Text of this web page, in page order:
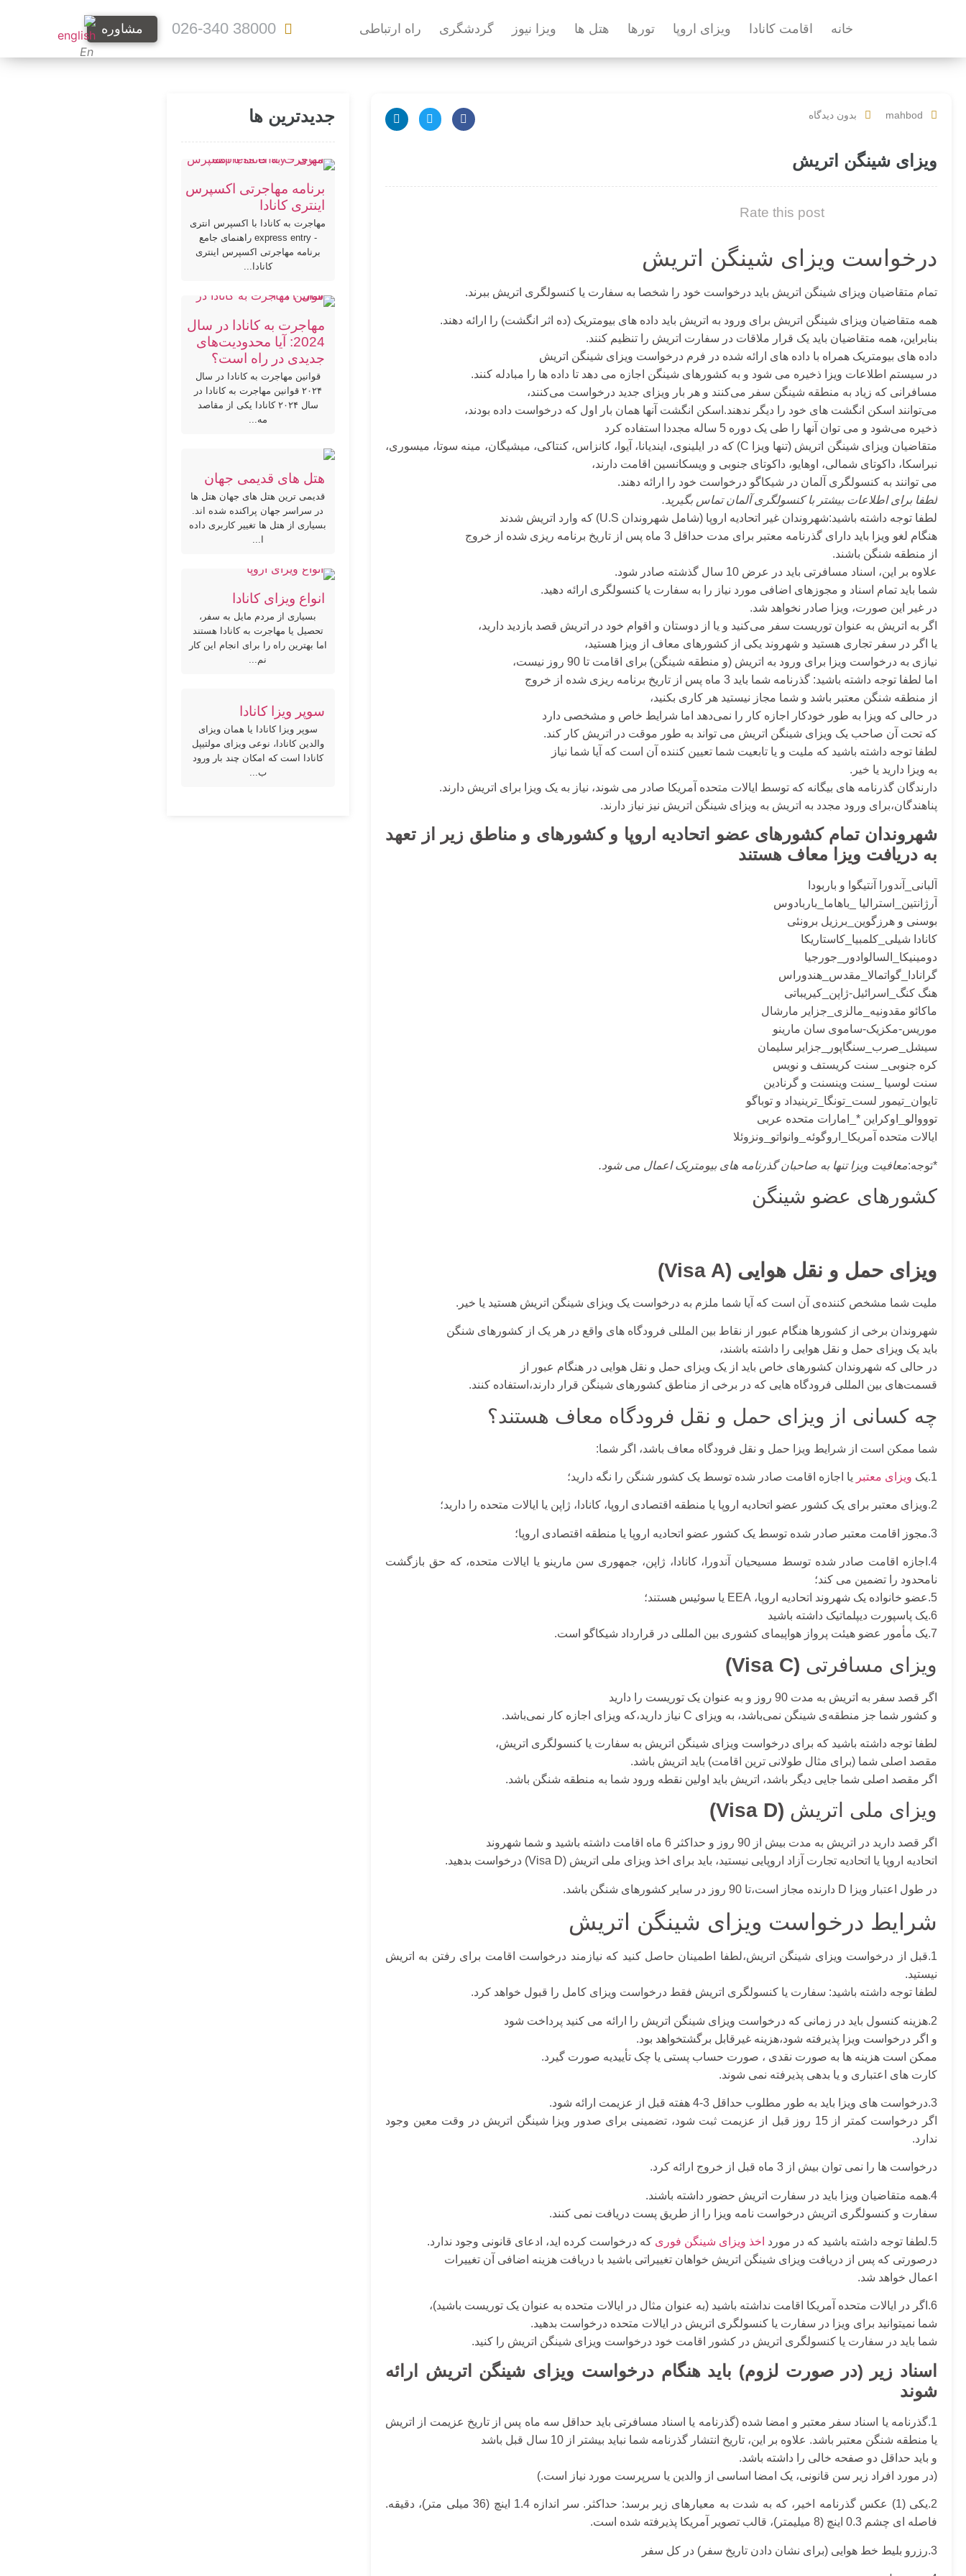
خانه اقامت کانادا ویزای اروپا تورها هتل ها ویزا نیوز گردشگری راه ارتباطی 38000 026-340
مشاوره
En
mahbod بدون دیدگاه
ویزای شینگن اتریش
Rate this post
درخواست ویزای شینگن اتریش
تمام متقاضیان ویزای شینگن اتریش باید درخواست خود را شخصا به سفارت یا کنسولگری اتریش ببرند.
همه متقاضیان ویزای شینگن اتریش برای ورود به اتریش باید داده های بیومتریک (ده اثر انگشت) را ارائه دهند.
بنابراین، همه متقاضیان باید یک قرار ملاقات در سفارت اتریش را تنظیم کنند.
داده های بیومتریک همراه با داده های ارائه شده در فرم درخواست ویزای شینگن اتریش
در سیستم اطلاعات ویزا ذخیره می شود و به کشورهای شینگن اجازه می دهد تا داده ها را مبادله کنند.
مسافرانی که زیاد به منطقه شینگن سفر می‌کنند و هر بار ویزای جدید درخواست می‌کنند،
می‌توانند اسکن انگشت های خود را دیگر ندهند.اسکن انگشت آنها همان بار اول که درخواست داده بودند،
ذخیره می‌شود و می توان آنها را طی یک دوره 5 ساله مجددا استفاده کرد
متقاضیان ویزای شینگن اتریش (تنها ویزا C) که در ایلینوی، ایندیانا، آیوا، کانزاس، کنتاکی، میشیگان، مینه سوتا، میسوری،
نبراسکا، داکوتای شمالی، اوهایو، داکوتای جنوبی و ویسکانسین اقامت دارند،
می توانند به کنسولگری آلمان در شیکاگو درخواست خود را ارائه دهند.
لطفا برای اطلاعات بیشتر با کنسولگری آلمان تماس بگیرید.
لطفا توجه داشته باشید:شهروندان غیر اتحادیه اروپا (شامل شهروندان U.S) که وارد اتریش شدند
هنگام لغو ویزا باید دارای گذرنامه معتبر برای مدت حداقل 3 ماه پس از تاریخ برنامه ریزی شده از خروج
از منطقه شنگن باشند.
علاوه بر این، اسناد مسافرتی باید در عرض 10 سال گذشته صادر شود.
شما باید تمام اسناد و مجوزهای اضافی مورد نیاز را به سفارت یا کنسولگری ارائه دهید.
در غیر این صورت، ویزا صادر نخواهد شد.
اگر به اتریش به عنوان توریست سفر می‌کنید و یا از دوستان و اقوام خود در اتریش قصد بازدید دارید،
یا اگر در سفر تجاری هستید و شهروند یکی از کشورهای معاف از ویزا هستید،
نیازی به درخواست ویزا برای ورود به اتریش (و منطقه شینگن) برای اقامت تا 90 روز نیست،
اما لطفا توجه داشته باشید: گذرنامه شما باید 3 ماه پس از تاریخ برنامه ریزی شده از خروج
از منطقه شنگن معتبر باشد و شما مجاز نیستید هر کاری بکنید،
در حالی که ویزا به طور خودکار اجازه کار را نمی‌دهد اما شرایط خاص و مشخصی دارد
که تحت آن صاحب یک ویزای شینگن اتریش می تواند به طور موقت در اتریش کار کند.
لطفا توجه داشته باشید که ملیت و یا تابعیت شما تعیین کننده آن است که آیا شما نیاز
به ویزا دارید یا خیر.
دارندگان گذرنامه های بیگانه که توسط ایالات متحده آمریکا صادر می شوند، نیاز به یک ویزا برای اتریش دارند.
پناهندگان،برای ورود مجدد به اتریش به ویزای شینگن اتریش نیز نیاز دارند.
شهروندان تمام کشورهای عضو اتحادیه اروپا و کشورهای و مناطق زیر از تعهد
به دریافت ویزا معاف هستند
آلبانی_آندورا آنتیگوا و باربودا
آرژانتین_استرالیا _باهاما_باربادوس
بوسنی و هرزگوین_برزیل برونئی
کانادا شیلی_کلمبیا_کاستاریکا
دومینیکا_السالوادور_جورجیا
گرانادا_گواتمالا_مقدس_هندوراس
هنگ کنگ_اسرائيل-ژاپن_کیریباتی
ماکائو مقدونیه_مالزی_جزایر مارشال
موریس-مکزیک-ساموی سان مارینو
سیشل_صرب_سنگاپور_جزایر سلیمان
کره جنوبی_ سنت کریستف و نویس
سنت لوسیا _سنت وینسنت و گرنادین
تایوان_تیمور لست_تونگا_ترینیداد و توباگو
توووالو_اوکراین *_امارات متحده عربی
ایالات متحده آمریکا_اروگوئه_وانواتو_ونزوئلا
*توجه:معافیت ویزا تنها به صاحبان گذرنامه های بیومتریک اعمال می شود.
کشورهای عضو شینگن
ویزای حمل و نقل هوایی (Visa A)
ملیت شما مشخص کننده‌ی آن است که آیا شما ملزم به درخواست یک ویزای شینگن اتریش هستید یا خیر.
شهروندان برخی از کشورها هنگام عبور از نقاط بین المللی فرودگاه های واقع در هر یک از کشورهای شنگن
باید یک ویزای حمل و نقل هوایی را داشته باشند،
در حالی که شهروندان کشورهای خاص باید از یک ویزای حمل و نقل هوایی در هنگام عبور از
قسمت‌های بین المللی فرودگاه هایی که در برخی از مناطق کشورهای شینگن قرار دارند،استفاده کنند.
چه کسانی از ویزای حمل و نقل فرودگاه معاف هستند؟
شما ممکن است از شرایط ویزا حمل و نقل فرودگاه معاف باشد، اگر شما:
1.یک ویزای معتبر یا اجازه اقامت صادر شده توسط یک کشور شنگن را نگه دارید؛
2.ویزای معتبر برای یک کشور عضو اتحادیه اروپا یا منطقه اقتصادی اروپا، کانادا، ژاپن یا ایالات متحده را دارید؛
3.مجوز اقامت معتبر صادر شده توسط یک کشور عضو اتحادیه اروپا یا منطقه اقتصادی اروپا؛
4.اجازه اقامت صادر شده توسط مسیحیان آندورا، کانادا، ژاپن، جمهوری سن مارینو یا ایالات متحده، که حق بازگشت
نامحدود را تضمین می کند؛
5.عضو خانواده یک شهروند اتحادیه اروپا، EEA یا سوئیس هستند؛
6.یک پاسپورت دیپلماتیک داشته باشید
7.یک مأمور عضو هیئت پرواز هواپیمای کشوری بین المللی در قرارداد شیکاگو است.
ویزای مسافرتی (Visa C)
اگر قصد سفر به اتریش به مدت 90 روز و به عنوان یک توریست را دارید
و کشور شما جز منطقه‌ی شینگن نمی‌باشد، به ویزای C نیاز دارید،که ویزای اجازه کار نمی‌باشد.
لطفا توجه داشته باشید که برای درخواست ویزای شینگن اتریش به سفارت یا کنسولگری اتریش،
مقصد اصلی شما (برای مثال طولانی ترین اقامت) باید اتریش باشد.
اگر مقصد اصلی شما جایی دیگر باشد، اتریش باید اولین نقطه ورود شما به منطقه شنگن باشد.
ویزای ملی اتریش (Visa D)
اگر قصد دارید در اتریش به مدت بیش از 90 روز و حداکثر 6 ماه اقامت داشته باشید و شما شهروند
اتحادیه اروپا یا اتحادیه تجارت آزاد اروپایی نیستید، باید برای اخذ ویزای ملی اتریش (Visa D) درخواست بدهید.
در طول اعتبار ویزا D دارنده مجاز است،تا 90 روز در سایر کشورهای شنگن باشد.
شرایط درخواست ویزای شینگن اتریش
1.قبل از درخواست ویزای شینگن اتریش،لطفا اطمینان حاصل کنید که نیازمند درخواست اقامت برای رفتن به اتریش
نیستید.
لطفا توجه داشته باشید: سفارت یا کنسولگری اتریش فقط درخواست ویزای کامل را قبول خواهد کرد.
2.هزینه کنسول باید در زمانی که درخواست ویزای شینگن اتریش را ارائه می کنید پرداخت شود
و اگر درخواست ویزا پذیرفته شود،هزینه غیرقابل برگشتخواهد بود.
ممکن است هزینه ها به صورت نقدی ، صورت حساب پستی یا چک تأییدیه صورت گیرد.
کارت های اعتباری و یا بدهی پذیرفته نمی شوند.
3.درخواست های ویزا باید به طور مطلوب حداقل 3-4 هفته قبل از عزیمت ارائه شود.
اگر درخواست کمتر از 15 روز قبل از عزیمت ثبت شود، تضمینی برای صدور ویزا شینگن اتریش در وقت معین وجود
ندارد.
درخواست ها را نمی توان بیش از 3 ماه قبل از خروج ارائه کرد .
4.همه متقاضیان ویزا باید در سفارت اتریش حضور داشته باشند.
سفارت و کنسولگری اتریش درخواست نامه ویزا را از طریق پست دریافت نمی کنند.
5.لطفا توجه داشته باشید که در مورد اخذ ویزای شینگن فوری که درخواست کرده اید، ادعای قانونی وجود ندارد.
درصورتی که پس از دریافت ویزای شینگن اتریش خواهان تغییراتی باشید با دریافت هزینه اضافی آن تغییرات
اعمال خواهد شد.
6.اگر در ایالات متحده آمریکا اقامت نداشته باشید (به عنوان مثال در ایالات متحده به عنوان یک توریست باشید)،
شما نمیتوانید برای ویزا در سفارت یا کنسولگری اتریش در ایالات متحده درخواست بدهید.
شما باید در سفارت یا کنسولگری اتریش در کشور اقامت خود درخواست ویزای شینگن اتریش را کنید.
اسناد زیر (در صورت لزوم) باید هنگام درخواست ویزای شینگن اتریش ارائه
شوند
1.گذرنامه یا اسناد سفر معتبر و امضا شده (گذرنامه یا اسناد مسافرتی باید حداقل سه ماه پس از تاریخ عزیمت از اتریش
یا منطقه شنگن معتبر باشد. علاوه بر این، تاریخ انتشار گذرنامه شما نباید بیشتر از 10 سال قبل باشد
و باید حداقل دو صفحه خالی را داشته باشد.
(در مورد افراد زیر سن قانونی، یک امضا اساسی از والدین یا سرپرست مورد نیاز است.)
2.یکی (1) عکس گذرنامه اخیر، که به شدت به معیارهای زیر برسد: حداکثر. سر اندازه 1.4 اینچ (36 میلی متر)، دقیقه.
فاصله ای چشم 0.3 اینچ (8 میلیمتر)، قالب تصویر آمریکا پذیرفته شده است.
3.رزرو بلیط خط هوایی (برای نشان دادن تاریخ سفر) در کل سفر
جدیدترین ها
برنامه مهاجرتی اکسپرس
اینتری کانادا
مهاجرت به کانادا با اکسپرس انتری
- express entry راهنمای جامع
برنامه مهاجرتی اکسپرس اینتری
کانادا...
مهاجرت به کانادا در سال
2024: آیا محدودیت‌های
جدیدی در راه است؟
قوانین مهاجرت به کانادا در سال
۲۰۲۴ قوانین مهاجرت به کانادا در
سال ۲۰۲۴ کانادا یکی از مقاصد
مه...
هتل های قدیمی جهان
قدیمی ترین هتل های جهان هتل ها
در سراسر جهان پراکنده شده اند.
بسیاری از هتل ها تغییر کاربری داده
ا...
انواع ویزای کانادا
بسیاری از مردم مایل به سفر،
تحصیل یا مهاجرت به کانادا هستند
اما بهترین راه را برای انجام این کار
نم...
سوپر ویزا کانادا
سوپر ویزا کانادا یا همان ویزای
والدین کانادا، نوعی ویزای مولتیپل
کانادا است که امکان چند بار ورود
ب...